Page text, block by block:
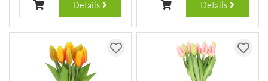
Details Details